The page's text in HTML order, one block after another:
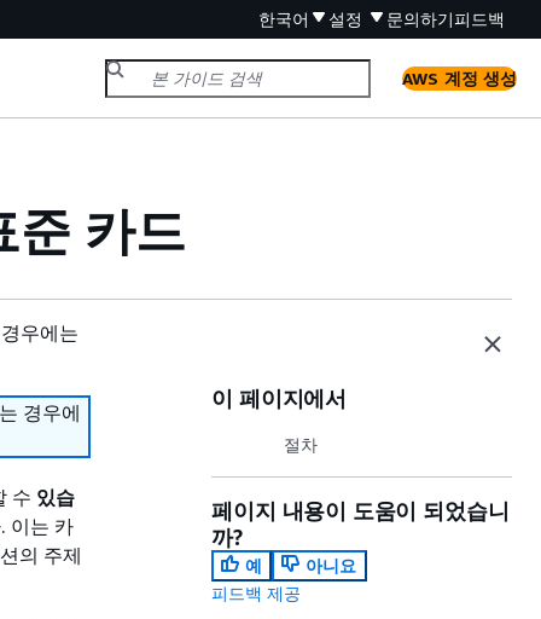
한국어 설정 문의하기피드백
AWS 계정 생성
카드
우에는
경우에
수 있습
이는 카
의 주제
이 페이지에서
절차
페이지 내용이 도움이 되었습니
까?
예
아니요
피드백 제공